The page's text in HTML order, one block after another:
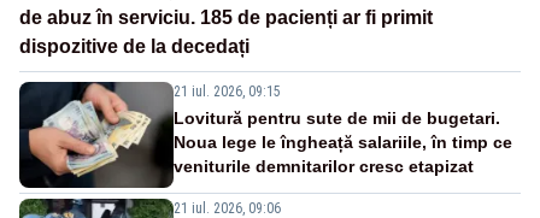
de abuz în serviciu. 185 de pacienți ar fi primit
dispozitive de la decedați
21 iul. 2026, 09:15
Lovitură pentru sute de mii de bugetari.
Noua lege le îngheață salariile, în timp ce
veniturile demnitarilor cresc etapizat
21 iul. 2026, 09:06